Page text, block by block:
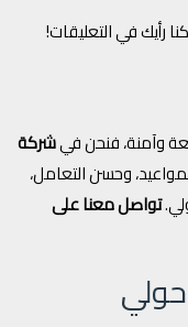
رأيك في التعليقات!
وآمنة، فنحن فيشركة
وحسن التعامل،
تواصل معنا على